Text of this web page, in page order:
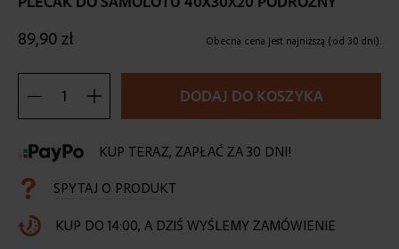
images
gallery
Obecna cena jest najniższą (od 30 dni).
89,90 zł
DODAJ DO KOSZYKA
KUP TERAZ, ZAPŁAĆ ZA 30 DNI!
SPYTAJ O PRODUKT
KUP DO 14:00, A DZIŚ WYŚLEMY ZAMÓWIENIE